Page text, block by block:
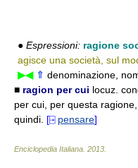
● Espressioni: ragione
agisce una società, sul
▶◀ ⇑ denominazione,
■ ragion per cui locuz.
per cui, per questa
quindi. [⍈ pensare]
Enciclopedia Italiana 2013